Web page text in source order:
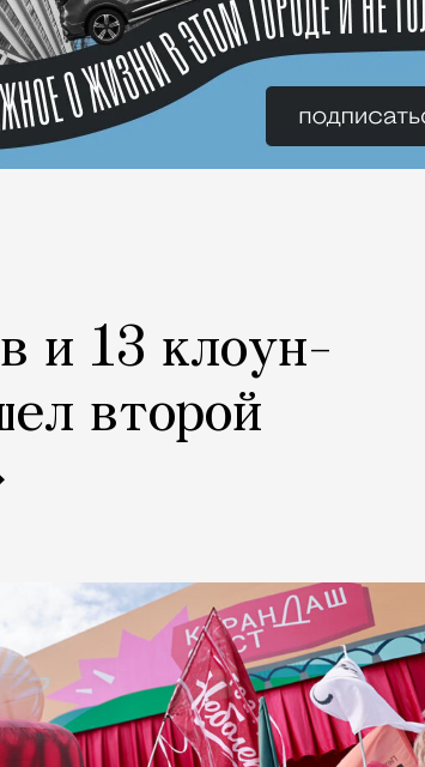
и 13 клоун-
второй